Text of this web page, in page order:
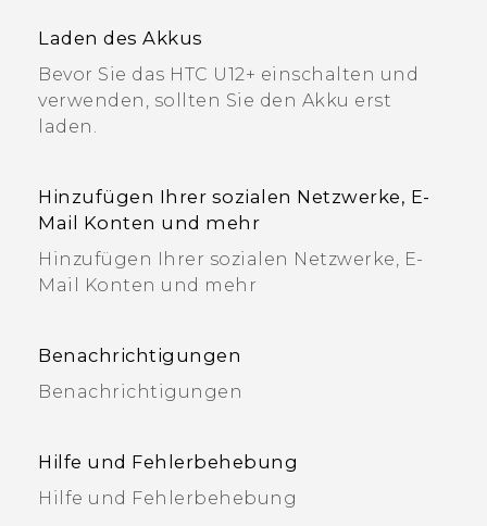
UNTERSTÜTZUNG
HTC-Geräte und Zubehör
Anmelden
Laden des Akkus
Bevor Sie das HTC U12+‍ einschalten und
verwenden, sollten Sie den Akku erst
laden.
Hinzufügen Ihrer sozialen Netzwerke, E-
Mail Konten und mehr
Hinzufügen Ihrer sozialen Netzwerke, E-
Mail Konten und mehr
Benachrichtigungen
Benachrichtigungen
Hilfe und Fehlerbehebung
Hilfe und Fehlerbehebung